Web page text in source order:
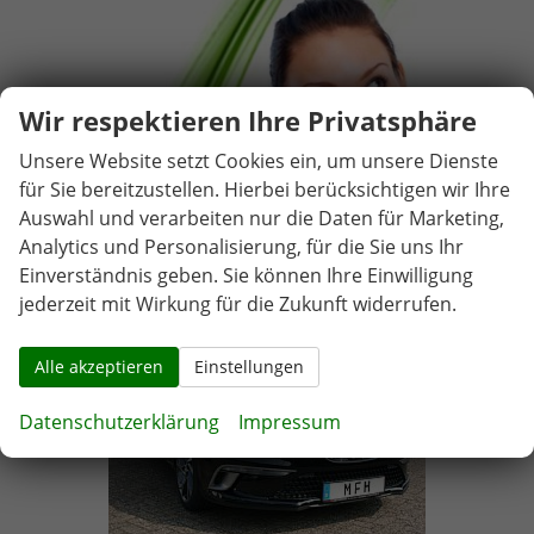
Wir respektieren Ihre Privatsphäre
Unsere Website setzt Cookies ein, um unsere Dienste
für Sie bereitzustellen. Hierbei berücksichtigen wir Ihre
Auswahl und verarbeiten nur die Daten für Marketing,
Analytics und Personalisierung, für die Sie uns Ihr
Einverständnis geben. Sie können Ihre Einwilligung
jederzeit mit Wirkung für die Zukunft widerrufen.
Alle akzeptieren Einstellungen
Datenschutzerklärung Impressum